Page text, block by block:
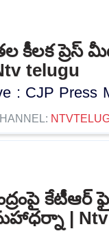
కీలక ప్రెస్
telugu
CJP Press
కేటీఆర్
|